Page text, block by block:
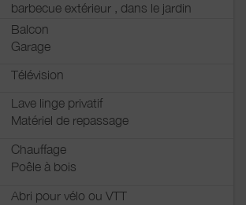
barbecue extérieur , dans le jardin
Balcon
Garage
Télévision
Lave linge privatif
Matériel de repassage
Chauffage
Poêle à bois
Abri pour vélo ou VTT